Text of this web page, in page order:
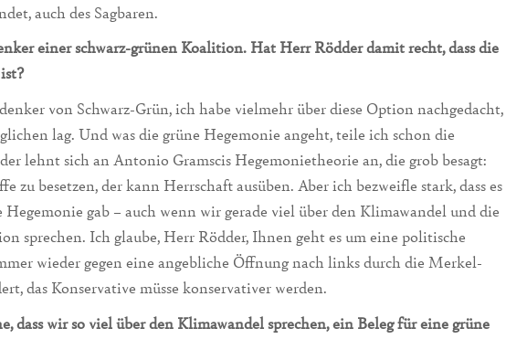
auch des Sagbaren.
einer schwarz-grünen Koalition. Hat Herr Rödder damit recht, dass die
von Schwarz-Grün, ich habe vielmehr über diese Option nachgedacht,
lag. Und was die grüne Hegemonie angeht, teile ich schon die
lehnt sich an Antonio Gramscis Hegemonietheorie an, die grob besagt:
zu besetzen, der kann Herrschaft ausüben. Aber ich bezweifle stark, dass es
Hegemonie gab – auch wenn wir gerade viel über den Klimawandel und die
sprechen. Ich glaube, Herr Rödder, Ihnen geht es um eine politische
wieder gegen eine angebliche Öffnung nach links durch die Merkel-
das Konservative müsse konservativer werden.
dass wir so viel über den Klimawandel sprechen, ein Beleg für eine grüne